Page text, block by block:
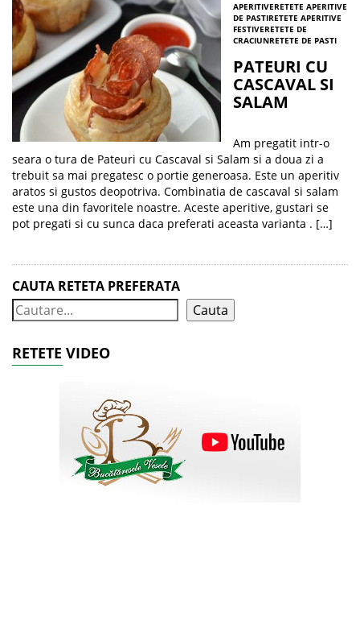
APERITIVERETETE APERITIVE
DE PASTIRETETE APERITIVE
FESTIVERETETE DE
CRACIUNRETETE DE PASTI
PATEURI CU
CASCAVAL SI
SALAM
Am pregatit intr-o
seara o tura de Pateuri cu Cascaval si Salam si a doua zi a
trebuit sa mai pregatesc o portie generoasa. Este un aperitiv
aratos si gustos deopotriva. Combinatia de cascaval si salam
este una din favoritele noastre. Aceste aperitive, gustari se
pot pregati si cu sunca daca preferati aceasta varianta . […]
CAUTA RETETA PREFERATA
Cauta
RETETE VIDEO